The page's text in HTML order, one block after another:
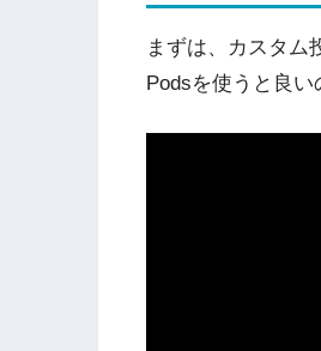
まずは、カスタム
Podsを使うと良い